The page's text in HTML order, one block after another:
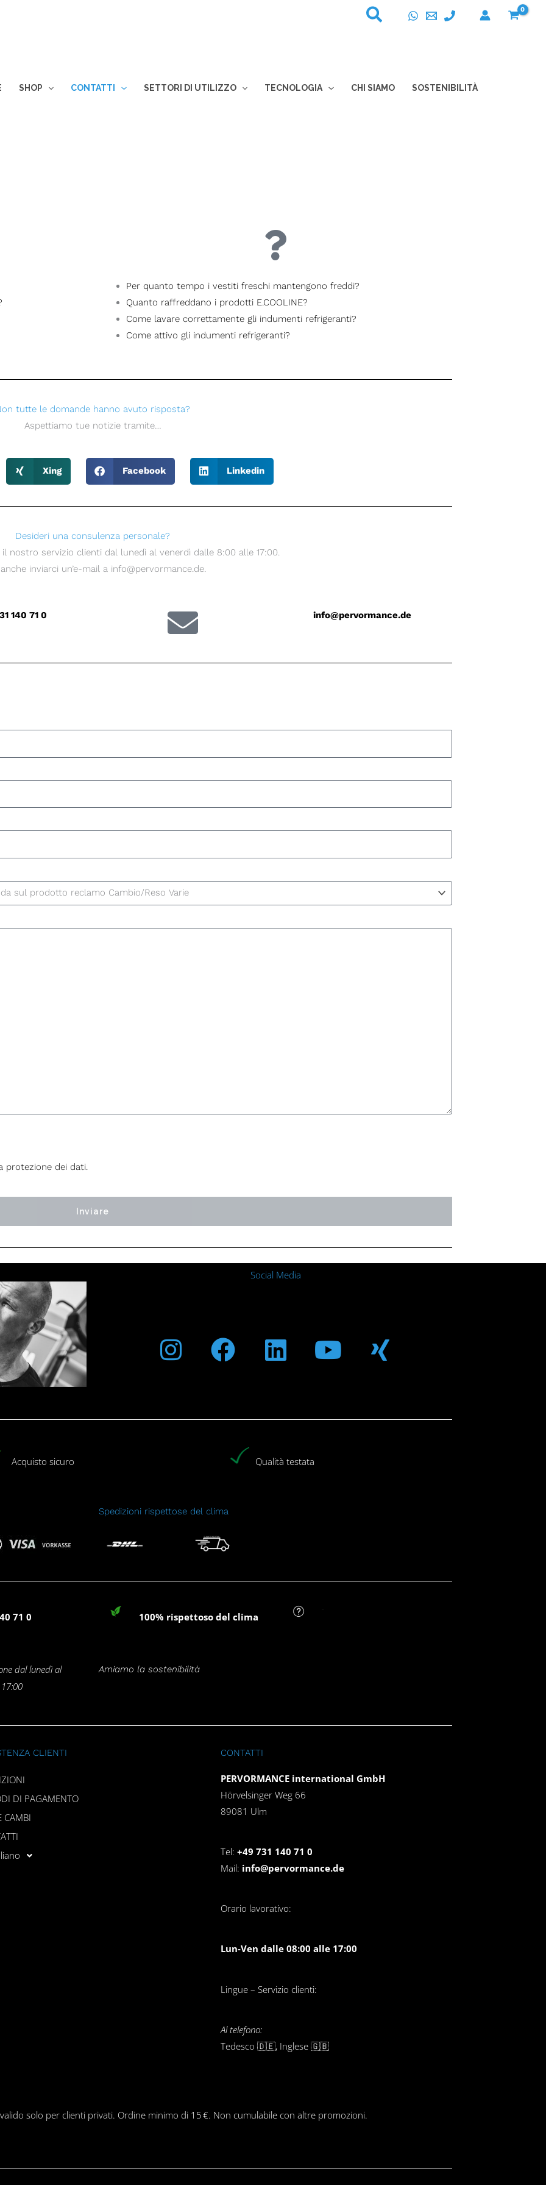
SHOP CONTATTI SETTORI DI UTILIZZO TECNOLOGIA CHI SIAMO SOSTENIBILITÀ
Per quanto tempo i vestiti freschi mantengono freddi?
Quanto raffreddano i prodotti E.COOLINE?
Come lavare correttamente gli indumenti refrigeranti?
Come attivo gli indumenti refrigeranti?
tutte le domande hanno avuto risposta?
Aspettiamo tue notizie tramite…
Xing Facebook Linkedin
Desideri una consulenza personale?
nostro servizio clienti dal lunedì al venerdì dalle 8:00 alle 17:00.
inviarci un’e-mail a info@pervormance.de.
140 71 0 info@pervormance.de
protezione dei dati.
Inviare
Social Media
Acquisto sicuro Qualità testata
Spedizioni rispettose del clima
71 0 100% rispettoso del clima
dal lunedì al
Amiamo la sostenibilità
CLIENTI
DI PAGAMENTO
CAMBI
CONTATTI
PERVORMANCE international GmbH
Hörvelsinger Weg 66
89081 Ulm
Tel: +49 731 140 71 0
Mail: info@pervormance.de
Orario lavorativo:
Lun-Ven dalle 08:00 alle 17:00
Lingue – Servizio clienti:
Al telefono:
Tedesco 🇩🇪, Inglese 🇬🇧
solo per clienti privati. Ordine minimo di 15 €. Non cumulabile con altre promozioni.